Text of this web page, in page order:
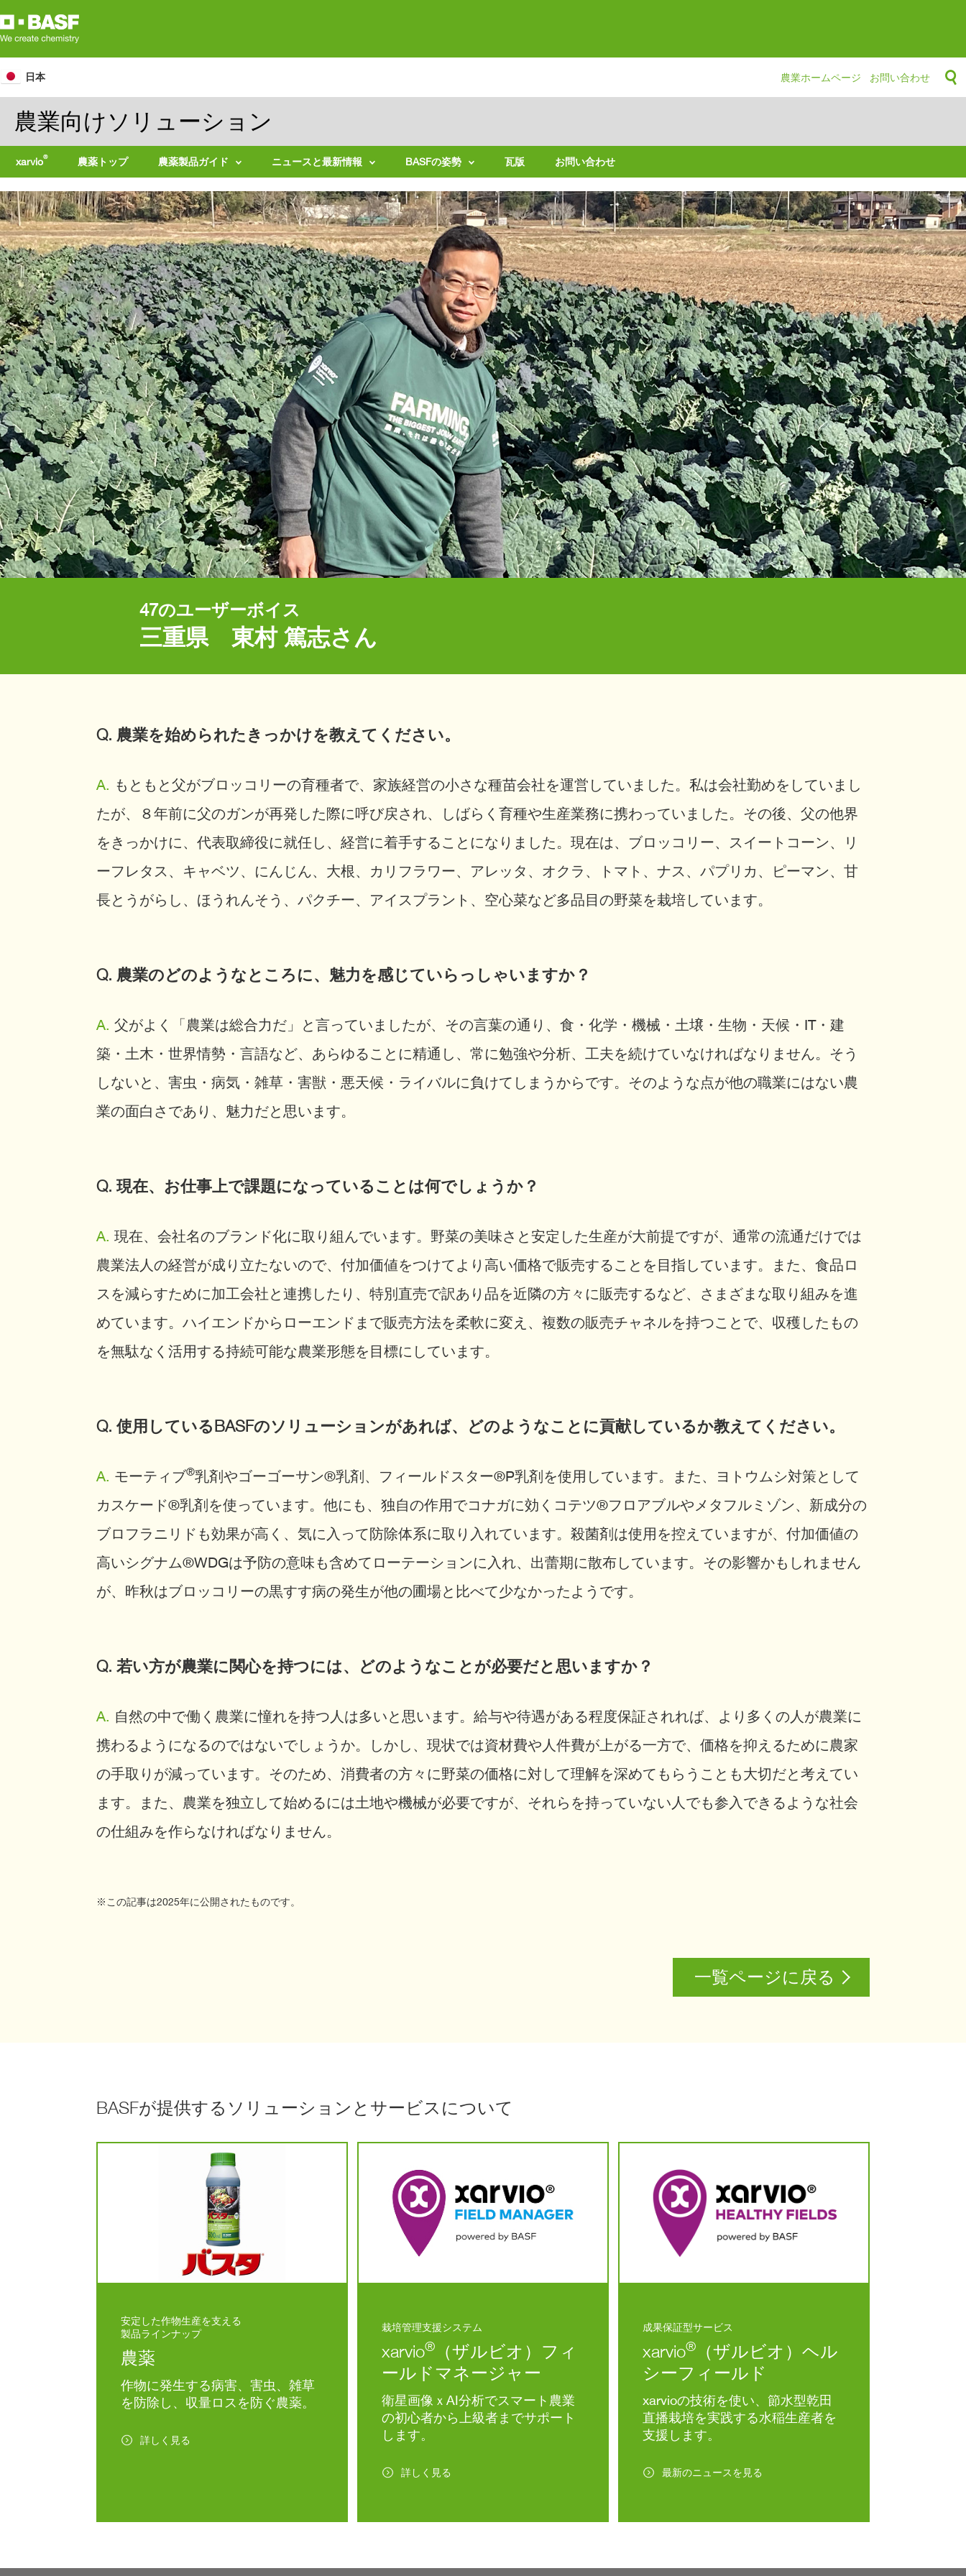
to
content
日本 農業ホームページ お問い合わせ
xarvio® 農薬トップ 農薬製品ガイド
製
品
名
で
探
す
（製
品
一
覧）
作
物
で
探
す
剤
の
種
類
で
探
す
ユ
ー
ザ
ー
ズ
ボ
イ
ス
ニュースと最新情報
ニ
ュ
ー
ス
リ
リ
ー
ス
適
用
拡
大
登
録
の
ご
案
内
BASFの姿勢
持
続
可
能
な
農
業
バ
イ
オ
テ
ク
ノ
生
物
多
様
性
食
の
安
全
と
残
留
農
薬
プ
ド
ミ
ツ
の
影
水
複
合
性
瓦版 お問い合わせ
農業向けソリューション
47のユーザーボイス
三重県 東村 篤志さん
Q. 農業を始められたきっかけを教えてください。
A. もともと父がブロッコリーの育種者で、家族経営の小さな種苗会社を運営していました。私は会社勤めをしていまし
たが、８年前に父のガンが再発した際に呼び戻され、しばらく育種や生産業務に携わっていました。その後、父の他界
をきっかけに、代表取締役に就任し、経営に着手することになりました。現在は、ブロッコリー、スイートコーン、リ
ーフレタス、キャベツ、にんじん、大根、カリフラワー、アレッタ、オクラ、トマト、ナス、パプリカ、ピーマン、甘
長とうがらし、ほうれんそう、パクチー、アイスプラント、空心菜など多品目の野菜を栽培しています。
Q. 農業のどのようなところに、魅力を感じていらっしゃいますか？
A. 父がよく「農業は総合力だ」と言っていましたが、その言葉の通り、食・化学・機械・土壌・生物・天候・IT・建
築・土木・世界情勢・言語など、あらゆることに精通し、常に勉強や分析、工夫を続けていなければなりません。そう
しないと、害虫・病気・雑草・害獣・悪天候・ライバルに負けてしまうからです。そのような点が他の職業にはない農
業の面白さであり、魅力だと思います。
Q. 現在、お仕事上で課題になっていることは何でしょうか？
A. 現在、会社名のブランド化に取り組んでいます。野菜の美味さと安定した生産が大前提ですが、通常の流通だけでは
農業法人の経営が成り立たないので、付加価値をつけてより高い価格で販売することを目指しています。また、食品ロ
スを減らすために加工会社と連携したり、特別直売で訳あり品を近隣の方々に販売するなど、さまざまな取り組みを進
めています。ハイエンドからローエンドまで販売方法を柔軟に変え、複数の販売チャネルを持つことで、収穫したもの
を無駄なく活用する持続可能な農業形態を目標にしています。
Q. 使用しているBASFのソリューションがあれば、どのようなことに貢献しているか教えてください。
A. モーティブ®乳剤やゴーゴーサン®乳剤、フィールドスター®P乳剤を使用しています。また、ヨトウムシ対策として
カスケード®乳剤を使っています。他にも、独自の作用でコナガに効くコテツ®フロアブルやメタフルミゾン、新成分の
ブロフラニリドも効果が高く、気に入って防除体系に取り入れています。殺菌剤は使用を控えていますが、付加価値の
高いシグナム®WDGは予防の意味も含めてローテーションに入れ、出蕾期に散布しています。その影響かもしれません
が、昨秋はブロッコリーの黒すす病の発生が他の圃場と比べて少なかったようです。
Q. 若い方が農業に関心を持つには、どのようなことが必要だと思いますか？
A. 自然の中で働く農業に憧れを持つ人は多いと思います。給与や待遇がある程度保証されれば、より多くの人が農業に
携わるようになるのではないでしょうか。しかし、現状では資材費や人件費が上がる一方で、価格を抑えるために農家
の手取りが減っています。そのため、消費者の方々に野菜の価格に対して理解を深めてもらうことも大切だと考えてい
ます。また、農業を独立して始めるには土地や機械が必要ですが、それらを持っていない人でも参入できるような社会
の仕組みを作らなければなりません。
※この記事は2025年に公開されたものです。
一覧ページに戻る
BASFが提供するソリューションとサービスについて
安定した作物生産を支える
製品ラインナップ
農薬
作物に発生する病害、害虫、雑草
を防除し、収量ロスを防ぐ農薬。
詳しく見る
栽培管理支援システム
xarvio®
（ザルビオ）フィ
ールドマネージャー
衛星画像ｘAI分析でスマート農業
の初心者から上級者までサポート
します。
詳しく見る
成果保証型サービス
xarvio®
（ザルビオ）ヘル
シーフィールド
xarvioの技術を使い、節水型乾田
直播栽培を実践する水稲生産者を
支援します。
最新のニュースを見る